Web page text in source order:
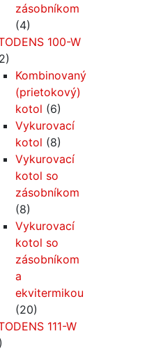
zásobníkom
(4)
100-W
Kombinovaný
(prietokový)
kotol (6)
Vykurovací
kotol (8)
Vykurovací
kotol so
zásobníkom
(8)
Vykurovací
kotol so
zásobníkom
a
ekvitermikou
(20)
111-W